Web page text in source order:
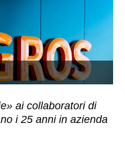
ai collaboratori di
i 25 anni in azienda